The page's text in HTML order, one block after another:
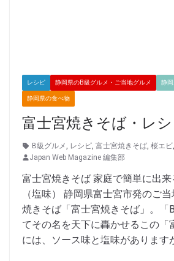
レシピ 静岡県のB級グルメ・ご当地グルメ 静
静岡県の食べ物
富士宮焼きそば・レ
B級グルメ レシピ 富士宮焼きそば 桜エビ
Japan Web Magazine 編集部
富士宮焼きそば 家庭で簡単に出
（塩味） 静岡県富士宮市発のご
焼きそば「富士宮焼きそば」。「
てその名を天下に轟かせるこの「
には、ソース味と塩味があります